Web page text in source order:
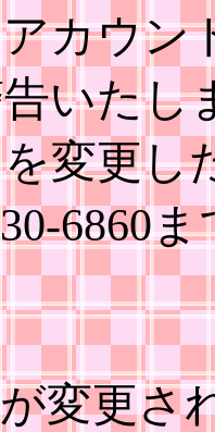
カウン
いたし
変更し
6860
変更さ